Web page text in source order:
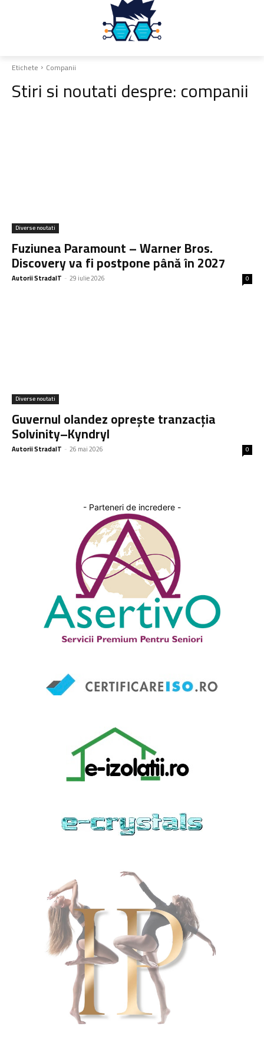
Etichete Companii
Stiri si noutati despre:companii
Diverse noutati
Fuziunea Paramount – Warner Bros.
Discovery va fi postpone până în 2027
Autorii StradaIT - 29 iulie 2026 0
Diverse noutati
Guvernul olandez oprește tranzacția
Solvinity–Kyndryl
Autorii StradaIT - 26 mai 2026 0
- Parteneri de incredere -